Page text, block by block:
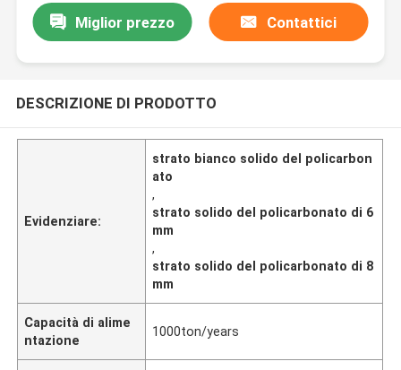
Miglior prezzo Contattici
DESCRIZIONE DI PRODOTTO
Evidenziare:
strato bianco solido del policarbon
ato
,
strato solido del policarbonato di 6
mm
,
strato solido del policarbonato di 8
mm
Capacità di alime
ntazione
1000ton/years